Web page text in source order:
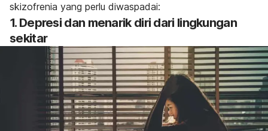
skizofrenia yang perlu diwaspadai:
1. Depresi dan menarik diri dari lingkungan
sekitar